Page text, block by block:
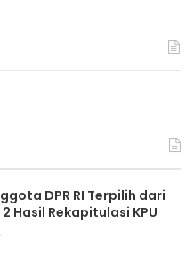
DPR RI Terpilih dari
Hasil Rekapitulasi KPU